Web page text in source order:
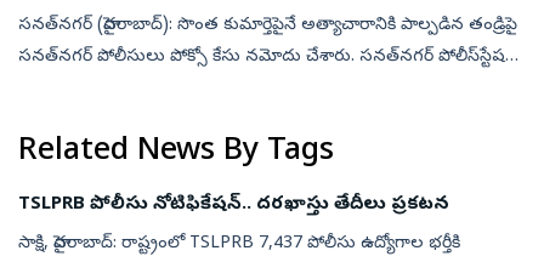
సనత్‌నగర్‌ (హైదరాబాద్‌): సొంత కుమార్తెపైనే అత్యాచారానికి పాల్పడిన తండ్రిపై
సనత్‌నగర్‌ పోలీసులు పోక్సో కేసు నమోదు చేశారు. సనత్‌నగర్‌ పోలీస్‌స్టేషన్‌
Related News By Tags
TSLPRB పోలీసు నోటిఫికేషన్.. దరఖాస్తు తేదీలు ప్రకటన
సాక్షి, హైదరాబాద్‌: రాష్ట్రంలో TSLPRB 7,437 పోలీసు ఉద్యోగాల భర్తీకి